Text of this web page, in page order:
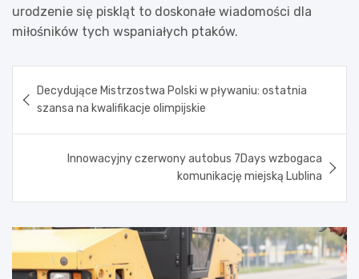
urodzenie się piskląt to doskonałe wiadomości dla
miłośników tych wspaniałych ptaków.
wpisu
Decydujące Mistrzostwa Polski w pływaniu: ostatnia
szansa na kwalifikacje olimpijskie
Innowacyjny czerwony autobus 7Days wzbogaca
komunikację miejską Lublina